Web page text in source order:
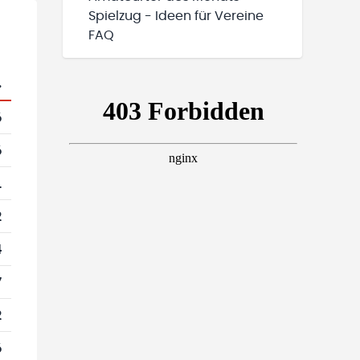
Spielzug - Ideen für Vereine
FAQ